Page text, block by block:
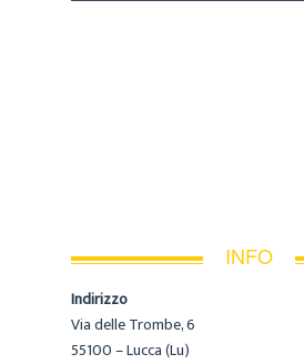
INFO
Indirizzo
Via delle Trombe, 6
55100 – Lucca (Lu)